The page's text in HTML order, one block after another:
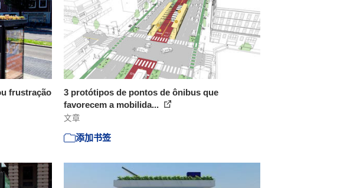
frustração
3 protótipos de pontos de ônibus que
favorecem a mobilida...
文章
添加书签